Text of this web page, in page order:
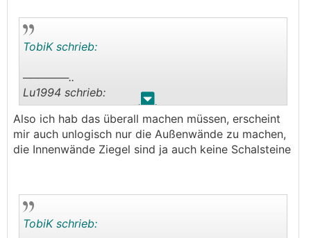
. .
TobiK schrieb:
──────..
Lu1994 schrieb:
Ähm weil ich es sehe, wieso liegt keine Folie auf
den Ziegeln? So läuft dir der Beton oben rein und
es reißt später der Putz, zumindest die Aussage
───────────────
Interessanter Hinweis, danke! Laut Baumeister ist
Also ich hab das überall machen müssen, erscheint
mir auch unlogisch nur die Außenwände zu machen,
die Innenwände Ziegel sind ja auch keine Schalsteine
TobiK schrieb: